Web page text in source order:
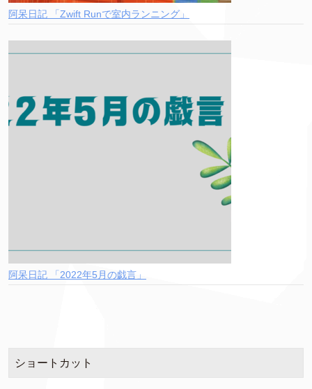
阿呆日記 「Zwift Runで室内ランニング」
阿呆日記 「2022年5月の戯言」
ショートカット